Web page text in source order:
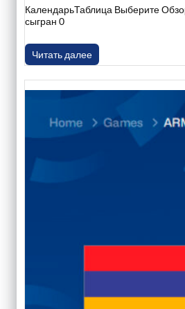
КалендарьТаблица Выберите
сыгран 0
Читать далее